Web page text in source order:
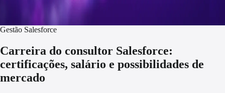
Gestão Salesforce
Carreira do consultor Salesforce:
certificações, salário e possibilidades de
mercado